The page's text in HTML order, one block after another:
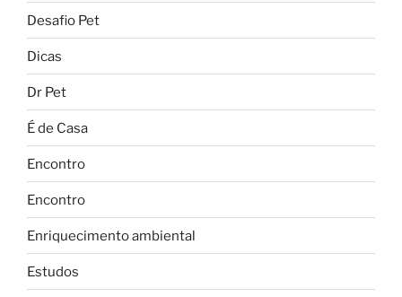
Desafio Pet
Dicas
Dr Pet
É de Casa
Encontro
Encontro
Enriquecimento ambiental
Estudos